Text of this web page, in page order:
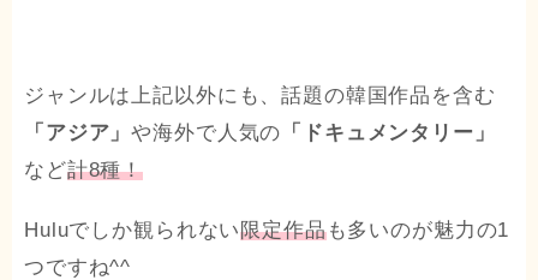
ジャンルは上記以外にも、話題の韓国作品を含む
「アジア」や海外で人気の 「ドキュメンタリー」
など計8種！
Huluでしか観られない限定作品も多いのが魅力の1
つですね^^